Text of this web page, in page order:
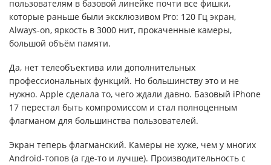
пользователям в базовой линейке почти все фишки,
которые раньше были эксклюзивом Pro: 120 Гц экран,
Always-on, яркость в 3000 нит, прокаченные камеры,
большой объём памяти.
Да, нет телеобъектива или дополнительных
профессиональных функций. Но большинству это и не
нужно. Apple сделала то, чего ждали давно. Базовый iPhone
17 перестал быть компромиссом и стал полноценным
флагманом для большинства пользователей.
Экран теперь флагманский. Камеры не хуже, чем у многих
Android-топов (а где-то и лучше). Производительность с